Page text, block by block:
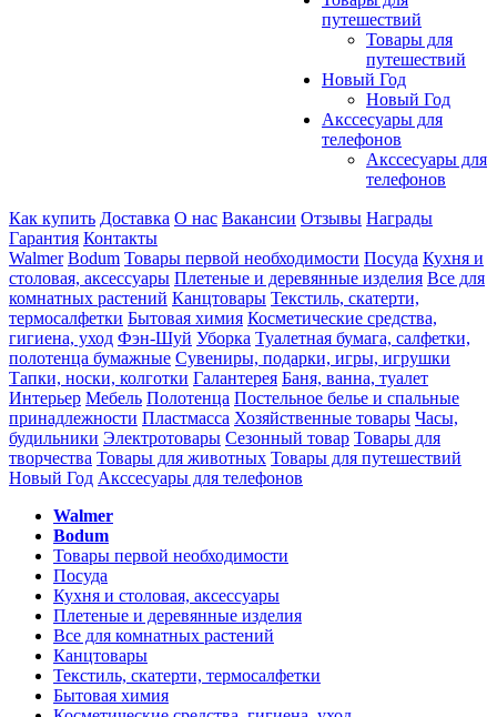
путешествий
Товары для
путешествий
Новый Год
Новый Год
Акссесуары для
телефонов
Акссесуары для
телефонов
Как купить Доставка О нас Вакансии Отзывы Награды
Гарантия Контакты
Walmer Bodum Товары первой необходимости Посуда Кухня и
столовая, аксессуары Плетеные и деревянные изделия Все для
комнатных растений Канцтовары Текстиль, скатерти,
термосалфетки Бытовая химия Косметические средства,
гигиена, уход Фэн-Шуй Уборка Туалетная бумага, салфетки,
полотенца бумажные Сувениры, подарки, игры, игрушки
Тапки, носки, колготки Галантерея Баня, ванна, туалет
Интерьер Мебель Полотенца Постельное белье и спальные
принадлежности Пластмасса Хозяйственные товары Часы,
будильники Электротовары Сезонный товар Товары для
творчества Товары для животных Товары для путешествий
Новый Год Акссесуары для телефонов
Walmer
Bodum
Товары первой необходимости
Посуда
Кухня и столовая, аксессуары
Плетеные и деревянные изделия
Все для комнатных растений
Канцтовары
Текстиль, скатерти, термосалфетки
Бытовая химия